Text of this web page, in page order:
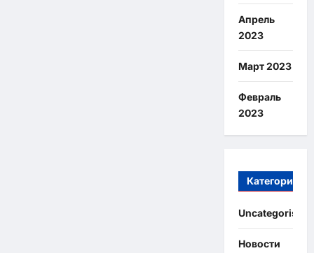
Апрель
2023
Март 2023
Февраль
2023
Категории
Uncategorised
Новости